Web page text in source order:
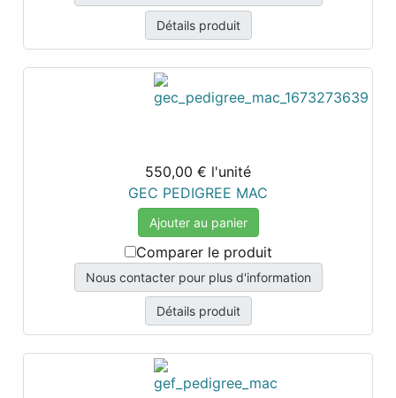
Détails produit
550,00 € l'unité
GEC PEDIGREE MAC
Ajouter au panier
Comparer le produit
Nous contacter pour plus d'information
Détails produit